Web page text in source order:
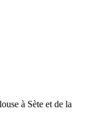
à Sète et de la